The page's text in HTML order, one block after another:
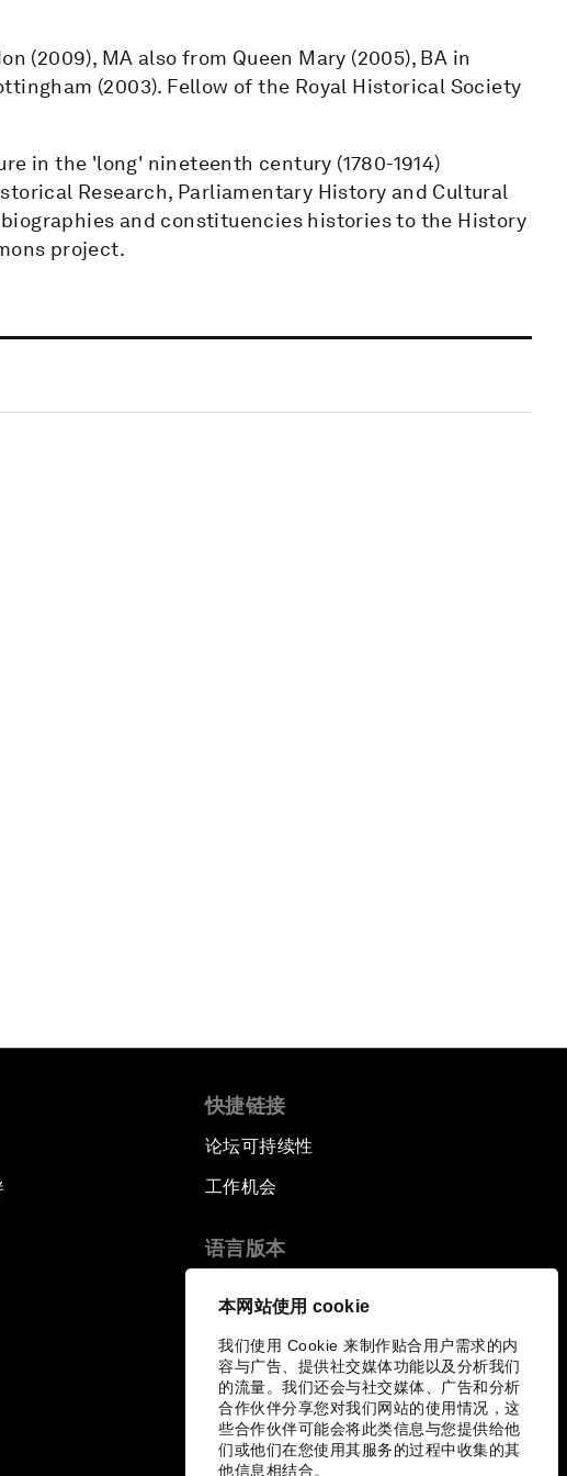
本网站使用 cookie
我们使用 Cookie 来制作贴合用户需求的内
容与广告、提供社交媒体功能以及分析我们
的流量。我们还会与社交媒体、广告和分析
合作伙伴分享您对我们网站的使用情况，这
些合作伙伴可能会将此类信息与您提供给他
们或他们在您使用其服务的过程中收集的其
他信息相结合。
(2009), MA also from Queen Mary (2005), BA in
(2003). Fellow of the Royal Historical Society
in the 'long' nineteenth century (1780-1914)
Research, Parliamentary History and Cultural
and constituencies histories to the History
project.
快捷链接
论坛可持续性
工作机会
语言版本